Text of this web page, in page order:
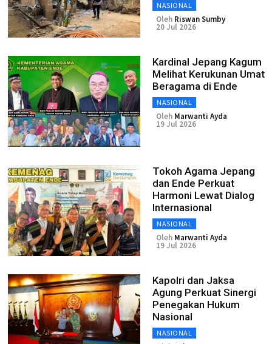
NASIONAL
Oleh Riswan Sumby
20 Jul 2026
Kardinal Jepang Kagum
Melihat Kerukunan Umat
Beragama di Ende
NASIONAL
Oleh Marwanti Ayda
19 Jul 2026
Tokoh Agama Jepang
dan Ende Perkuat
Harmoni Lewat Dialog
Internasional
NASIONAL
Oleh Marwanti Ayda
19 Jul 2026
Kapolri dan Jaksa
Agung Perkuat Sinergi
Penegakan Hukum
Nasional
NASIONAL